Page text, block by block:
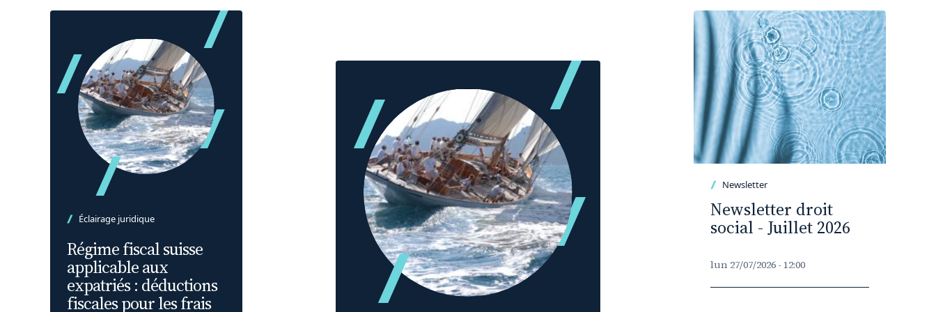
Éclairage juridique
Régime fiscal suisse
applicable aux
expatriés : déductions
fiscales pour les frais
Newsletter
Newsletter droit
social - Juillet 2026
lun 27/07/2026 - 12:00